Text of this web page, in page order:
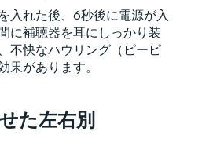
入れた後、6秒後に電源が入
に補聴器を耳にしっかり装
不快なハウリング（ピーピ
果があります。
た左右別